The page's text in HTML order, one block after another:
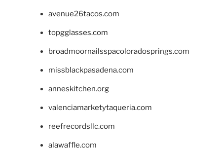
avenue26tacos.com
topgglasses.com
broadmoornailsspacoloradosprings.com
missblackpasadena.com
anneskitchen.org
valenciamarketytaqueria.com
reefrecordsllc.com
alawaffle.com